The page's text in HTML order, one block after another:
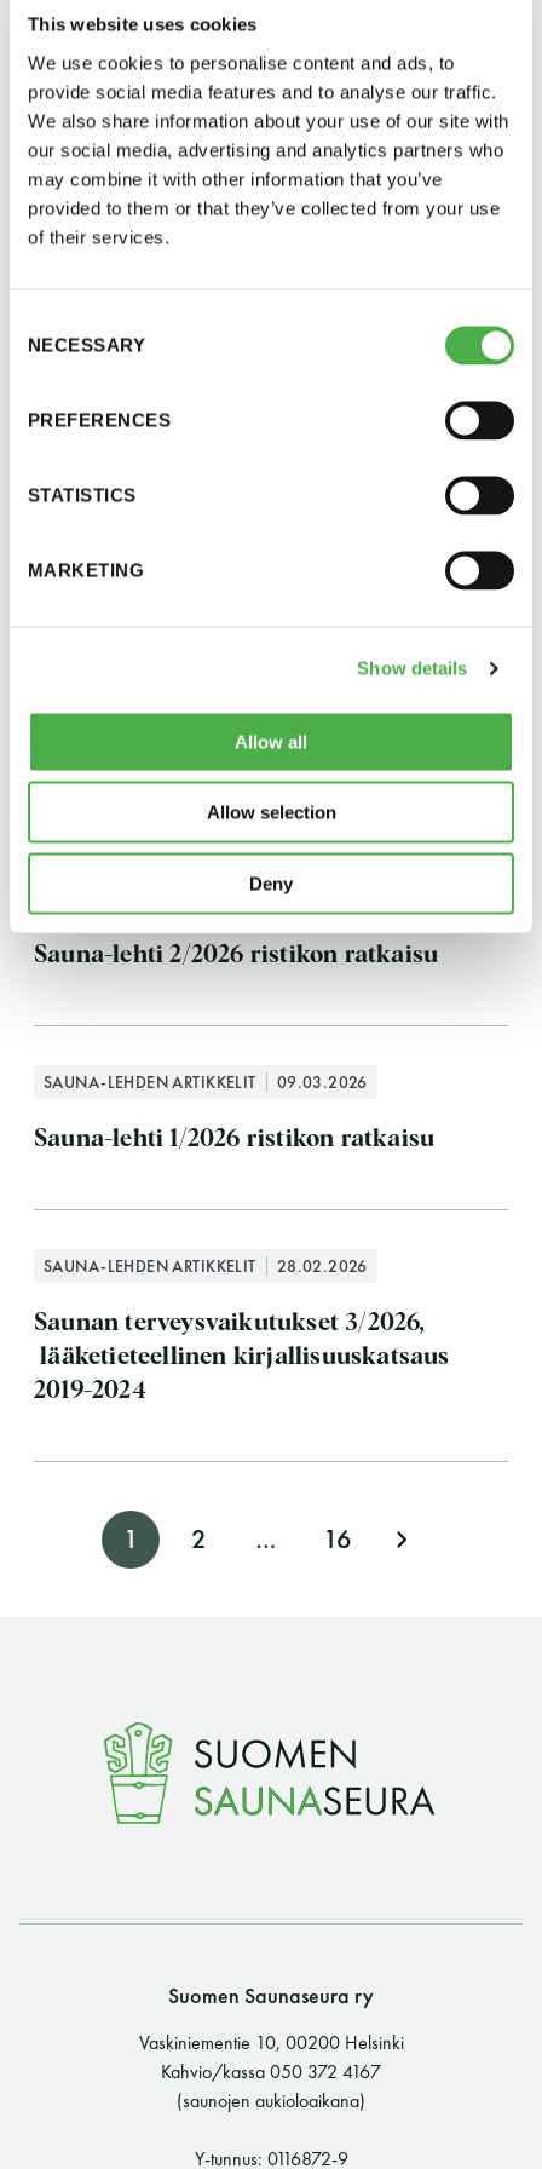
This website uses cookies
We use cookies to personalise content and ads, to
provide social media features and to analyse our traffic.
We also share information about your use of our site with
our social media, advertising and analytics partners who
may combine it with other information that you’ve
provided to them or that they’ve collected from your use
of their services.
Selection
NECESSARY
PREFERENCES
STATISTICS
MARKETING
Show details
Allow all
Allow selection
Deny
3kk kortti - M / N
275€ / 115€
Vuosikortti - M / N
695€ / 275€
Suomen Saunaseura ry
YHTEYSTIEDOT
Saunaseuran tarkoitus
Suomen Saunaseura vaalii perinteisiä, kohteliaita
saunomistapoja, joiden perustana on toisten
saunarauhan kunnioittaminen. Seura vaalii
saunaa ja edistämään sitä koskevaa tutkimusta.
juhannusmuistot
Saunominen juhannuksena voi olla vuodesta toiseen
toistuva rituaali tai ennenkokematon, hauska tapahtuma.
Joskus juhannussauna voi...
Kesä on täynnä tapahtumia ja parhaissa niissä tietenkin
saunotaan. Kokosimme listauksen kesän kivoimmista
saunatapahtumista.
SAUNA-LEHDEN ARTIKKELIT 08.06.2026
Sauna-lehti 2/2026 ristikon ratkaisu
SAUNA-LEHDEN ARTIKKELIT 09.03.2026
Sauna-lehti 1/2026 ristikon ratkaisu
SAUNA-LEHDEN ARTIKKELIT 28.02.2026
Saunan terveysvaikutukset 3/2026,
lääketieteellinen kirjallisuuskatsaus
2019-2024
1 2 … 16
Suomen Saunaseura ry
Vaskiniementie 10, 00200 Helsinki
Kahvio/kassa 050 372 4167
(saunojen aukioloaikana)
Y-tunnus: 0116872-9